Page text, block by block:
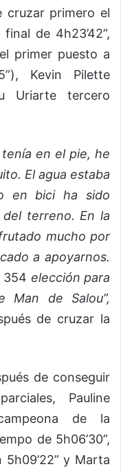
cruzar primero el
de 4h23’42”,
primer puesto a
Kevin Pilette
Uriarte tercero
tenía en el pie, he
El agua estaba
en bici ha sido
terreno. En la
mucho por
a apoyarnos.
354 elección para
Man de Salou”,
de cruzar la
de conseguir
Pauline
de la
de 5h06’30”,
y Marta